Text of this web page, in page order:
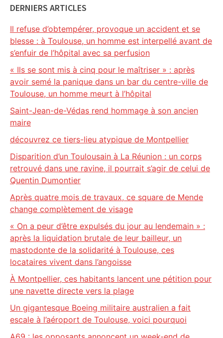
DERNIERS ARTICLES
Il refuse d’obtempérer, provoque un accident et se
blesse : à Toulouse, un homme est interpellé avant de
s’enfuir de l’hôpital avec sa perfusion
« Ils se sont mis à cinq pour le maîtriser » : après
avoir semé la panique dans un bar du centre-ville de
Toulouse, un homme meurt à l’hôpital
Saint-Jean-de-Védas rend hommage à son ancien
maire
découvrez ce tiers-lieu atypique de Montpellier
Disparition d’un Toulousain à La Réunion : un corps
retrouvé dans une ravine, il pourrait s’agir de celui de
Quentin Dumontier
Après quatre mois de travaux, ce square de Mende
change complètement de visage
« On a peur d’être expulsés du jour au lendemain » :
après la liquidation brutale de leur bailleur, un
mastodonte de la solidarité à Toulouse, ces
locataires vivent dans l’angoisse
À Montpellier, ces habitants lancent une pétition pour
une navette directe vers la plage
Un gigantesque Boeing militaire australien a fait
escale à l’aéroport de Toulouse, voici pourquoi